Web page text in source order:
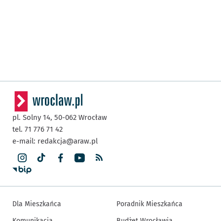
pl. Solny 14, 50-062 Wrocław
tel. 71 776 71 42
e-mail: redakcja@araw.pl
Dla Mieszkańca
Poradnik Mieszkańca